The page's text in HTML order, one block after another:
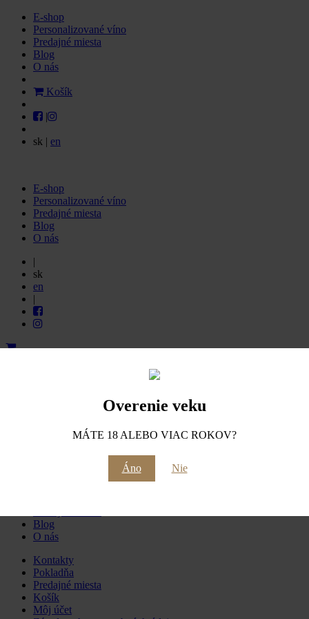
Overenie veku
MÁTE 18 ALEBO VIAC ROKOV?
Áno Nie
E-shop
Personalizované víno
Predajné miesta
Blog
O nás
Košík
|
sk | en
E-shop
Personalizované víno
Predajné miesta
Blog
O nás
|
sk
en
|
Blog
O nás
Kontakty
Pokladňa
Predajné miesta
Košík
Môj účet